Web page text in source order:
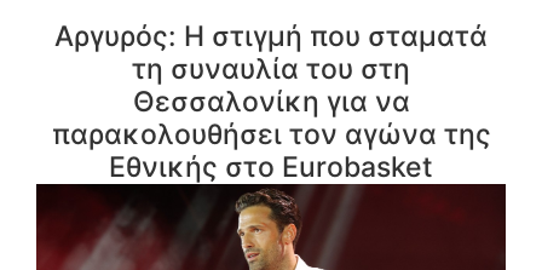
Αργυρός: Η στιγμή που σταματά
τη συναυλία του στη
Θεσσαλονίκη για να
παρακολουθήσει τον αγώνα της
Εθνικής στο Eurobasket